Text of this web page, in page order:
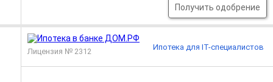
Получить одобрение
Лицензия № 2312 Ипотека для IT-специалистов